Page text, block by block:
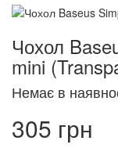
Чохол
mini
Немає в
305 грн